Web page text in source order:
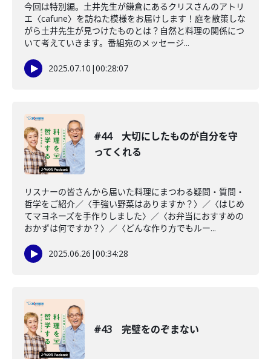
今回は特別編。土井先生が鎌倉にあるクリスさんのアトリ
エ〈cafune〉を訪ねた模様をお届けします！庭を散策しな
がら土井先生が見つけたものとは？自然と料理の関係につ
いて考えていきます。番組宛のメッセージ...
2025.07.10 |00:28:07
#44 大切にしたものが自分を守
ってくれる
リスナーの皆さんから届いた料理にまつわる疑問・質問・
哲学をご紹介／〈手強い野菜はありますか？〉／〈はじめ
てマヨネーズを手作りしました〉／〈お弁当におすすめの
おかずは何ですか？〉／〈どんな作り方でもルー...
2025.06.26 |00:34:28
#43 完璧をのぞまない